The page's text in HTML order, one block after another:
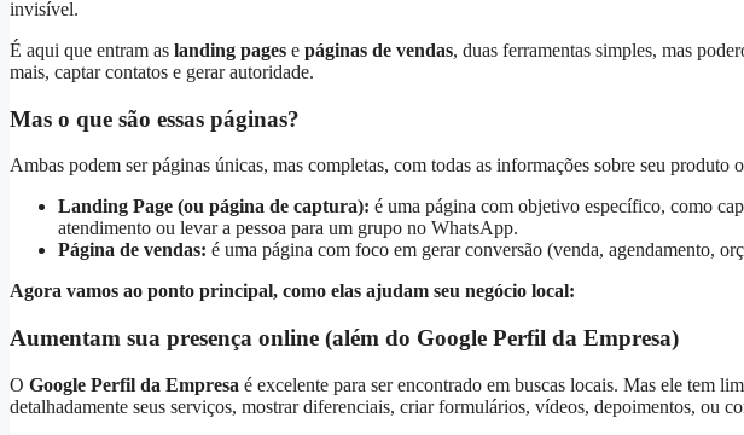
invisível.
É aqui que entram as landing pages e páginas de vendas, duas ferramentas simples, mas
mais, captar contatos e gerar autoridade.
Mas o que são essas páginas?
Ambas podem ser páginas únicas, mas completas, com todas as informações sobre seu produto
Landing Page (ou página de captura): é uma página com objetivo específico, como
atendimento ou levar a pessoa para um grupo no WhatsApp.
Página de vendas: é uma página com foco em gerar conversão (venda, agendamento,
Agora vamos ao ponto principal, como elas ajudam seu negócio local:
Aumentam sua presença online (além do Google Perfil da Empresa)
O Google Perfil da Empresa é excelente para ser encontrado em buscas locais. Mas ele tem
detalhadamente seus serviços, mostrar diferenciais, criar formulários, vídeos, depoimentos, ou